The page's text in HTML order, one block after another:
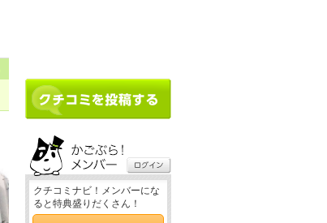
クチコミナビ！メンバーにな
ると特典盛りだくさん！